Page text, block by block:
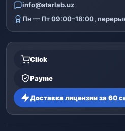
info@starlab.uz
Пн — Пт 09:00–18:00,
Click
Payme
Доставка лицензии за 60